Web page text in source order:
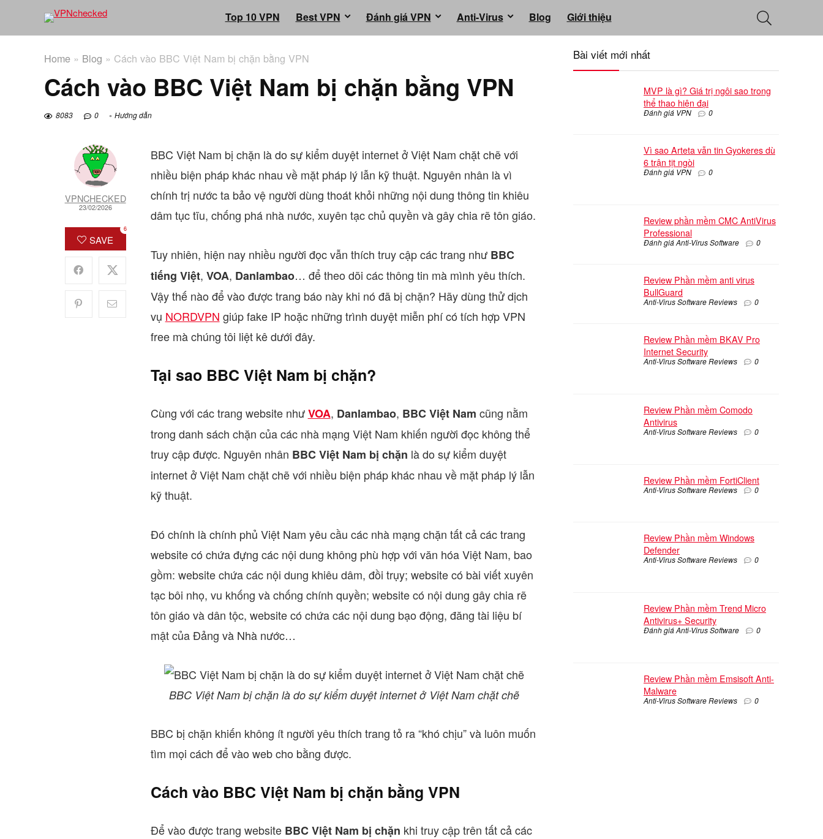
Top 10 VPN Best VPN Đánh giá VPN Anti-Virus Blog Giới thiệu
Home » Blog » Cách vào BBC Việt Nam bị chặn bằng VPN
Cách vào BBC Việt Nam bị chặn bằng VPN
8083 0 Hướng dẫn
VPNCHECKED
23/02/2026
SAVE
6
BBC Việt Nam bị chặn là do sự kiểm duyệt internet ở Việt Nam chặt chẽ với
nhiều biện pháp khác nhau về mặt pháp lý lẫn kỹ thuật. Nguyên nhân là vì
chính trị nước ta bảo vệ người dùng thoát khỏi những nội dung thông tin khiêu
dâm tục tĩu, chống phá nhà nước, xuyên tạc chủ quyền và gây chia rẽ tôn giáo.
Tuy nhiên, hiện nay nhiều người đọc vẫn thích truy cập các trang như BBC
tiếng Việt, VOA, Danlambao… để theo dõi các thông tin mà mình yêu thích.
Vậy thế nào để vào được trang báo này khi nó đã bị chặn? Hãy dùng thử dịch
vụ NORDVPN giúp fake IP hoặc những trình duyệt miễn phí có tích hợp VPN
free mà chúng tôi liệt kê dưới đây.
Tại sao BBC Việt Nam bị chặn?
Cùng với các trang website nhưVOA, Danlambao, BBC Việt Nam cũng nằm
trong danh sách chặn của các nhà mạng Việt Nam khiến người đọc không thể
truy cập được. Nguyên nhân BBC Việt Nam bị chặn là do sự kiểm duyệt
internet ở Việt Nam chặt chẽ với nhiều biện pháp khác nhau về mặt pháp lý lẫn
kỹ thuật.
Đó chính là chính phủ Việt Nam yêu cầu các nhà mạng chặn tất cả các trang
website có chứa đựng các nội dung không phù hợp với văn hóa Việt Nam, bao
gồm: website chứa các nội dung khiêu dâm, đồi trụy; website có bài viết xuyên
tạc bôi nhọ, vu khống và chống chính quyền; website có nội dung gây chia rẽ
tôn giáo và dân tộc, website có chứa các nội dung bạo động, đăng tài liệu bí
mật của Đảng và Nhà nước…
BBC Việt Nam bị chặn là do sự kiểm duyệt internet ở Việt Nam chặt chẽ
BBC bị chặn khiến không ít người yêu thích trang tỏ ra “khó chịu” và luôn muốn
tìm mọi cách để vào web cho bằng được.
Cách vào BBC Việt Nam bị chặn bằng VPN
Để vào được trang website BBC Việt Nam bị chặn khi truy cập trên tất cả các
Bài viết mới nhất
MVP là gì? Giá trị ngôi sao trong
thể thao hiện đại
Đánh giá VPN 0
Vì sao Arteta vẫn tin Gyokeres dù
6 trận tịt ngòi
Đánh giá VPN 0
Review phần mềm CMC AntiVirus
Professional
Đánh giá Anti-Virus Software 0
Review Phần mềm anti virus
BullGuard
Anti-Virus Software Reviews 0
Review Phần mềm BKAV Pro
Internet Security
Anti-Virus Software Reviews 0
Review Phần mềm Comodo
Antivirus
Anti-Virus Software Reviews 0
Review Phần mềm FortiClient
Anti-Virus Software Reviews 0
Review Phần mềm Windows
Defender
Anti-Virus Software Reviews 0
Review Phần mềm Trend Micro
Antivirus+ Security
Đánh giá Anti-Virus Software 0
Review Phần mềm Emsisoft Anti-
Malware
Anti-Virus Software Reviews 0